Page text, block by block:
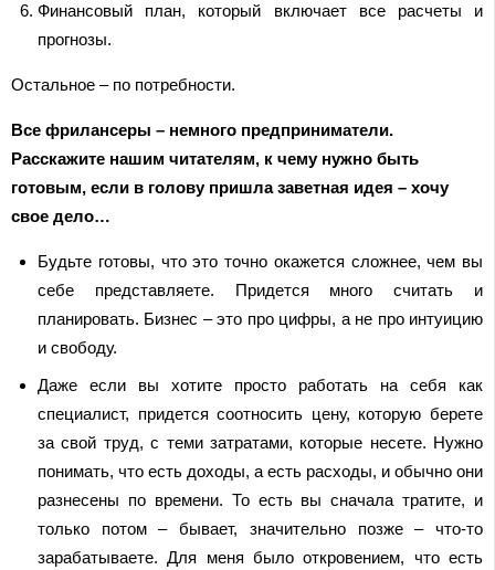
Финансовый план, который включает все расчеты и
прогнозы.
Остальное – по потребности.
Все фрилансеры – немного предприниматели.
Расскажите нашим читателям, к чему нужно быть
готовым, если в голову пришла заветная идея – хочу
свое дело…
Будьте готовы, что это точно окажется сложнее, чем вы
себе представляете. Придется много считать и
планировать. Бизнес – это про цифры, а не про интуицию
и свободу.
Даже если вы хотите просто работать на себя как
специалист, придется соотносить цену, которую берете
за свой труд, с теми затратами, которые несете. Нужно
понимать, что есть доходы, а есть расходы, и обычно они
разнесены по времени. То есть вы сначала тратите, и
только потом – бывает, значительно позже – что-то
зарабатываете. Для меня было откровением, что есть